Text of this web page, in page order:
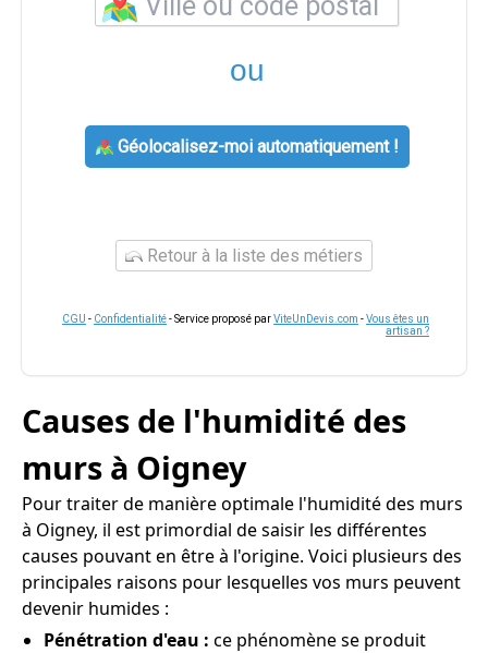
ou
Géolocalisez-moi automatiquement !
Retour à la liste des métiers
CGU - Confidentialité- Service proposé parViteUnDevis.com -Vous êtes un
artisan ?
Causes de l'humidité des
murs à Oigney
Pour traiter de manière optimale l'humidité des murs
à Oigney, il est primordial de saisir les différentes
causes pouvant en être à l'origine. Voici plusieurs des
principales raisons pour lesquelles vos murs peuvent
devenir humides :
Pénétration d'eau : ce phénomène se produit